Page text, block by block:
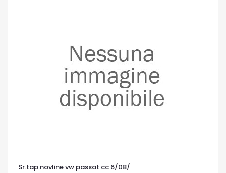
Sr.tap.novline vw passat cc 6/08/